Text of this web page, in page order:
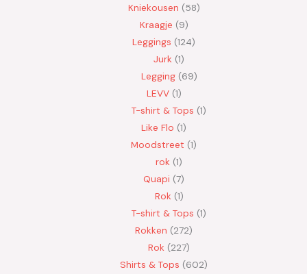
Kniekousen 58
Kraagje 9
Leggings 124
Jurk 1
Legging 69
LEVV 1
T-shirt & Tops 1
Like Flo 1
Moodstreet 1
rok 1
Quapi 7
Rok 1
T-shirt & Tops 1
Rokken 272
Rok 227
Shirts & Tops 602